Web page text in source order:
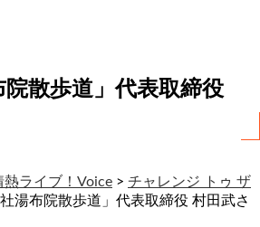
散歩道」代表取締役
熱ライブ！Voice > チャレンジ トゥ ザ
湯布院散歩道」代表取締役 村田武さ